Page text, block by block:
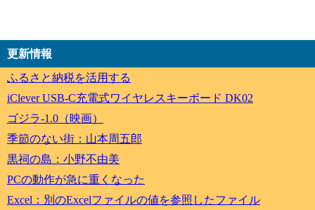
更新情報
ふるさと納税を活用する
iClever USB-C充電式ワイヤレスキーボード DK02
ゴジラ-1.0（映画）
季節のない街：山本周五郎
黒祠の島：小野不由美
PCの動作が急に重くなった
Excel：別のExcelファイルの値を参照したファイル